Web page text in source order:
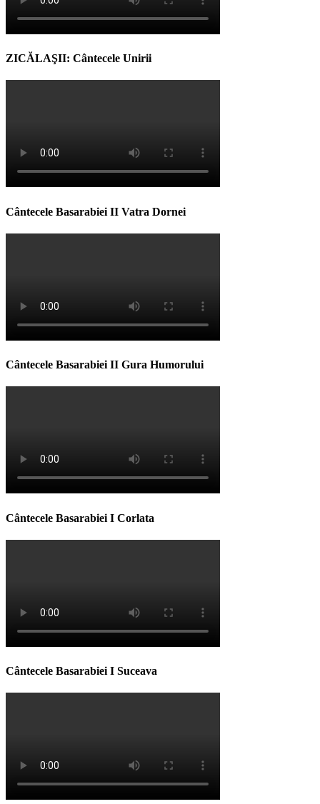
ZICĂLAŞII: Cântecele Unirii
Cântecele Basarabiei II Vatra Dornei
Cântecele Basarabiei II Gura Humorului
Cântecele Basarabiei I Corlata
Cântecele Basarabiei I Suceava